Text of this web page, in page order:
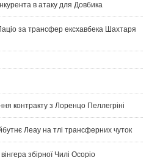
в атаку для Довбика
за трансфер ексхавбека Шахтаря
контракту з Лоренцо Пеллегріні
Леау на тлі трансферних чуток
збірної Чилі Осоріо